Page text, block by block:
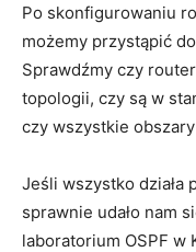
Po skonfigurowaniu
możemy przystąpić
Sprawdźmy ​czy
topologii, czy są w
czy wszystkie
Jeśli ‍wszystko działa
sprawnie udało nam
laboratorium OSPF w